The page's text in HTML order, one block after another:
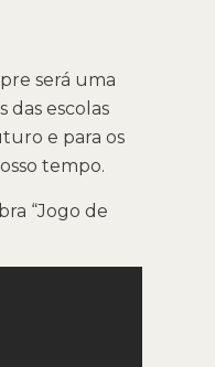
será uma
das escolas
e para os
tempo.
“Jogo de